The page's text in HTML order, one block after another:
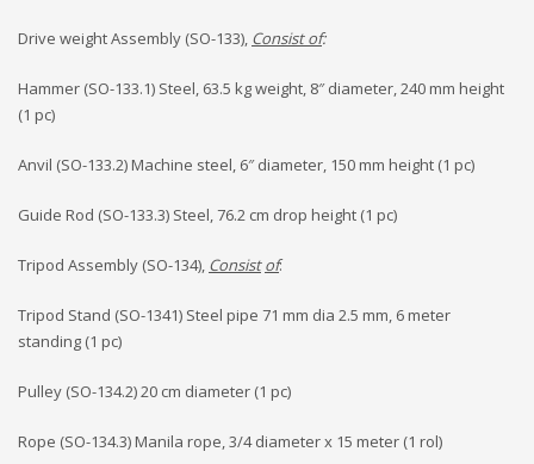
Drive weight Assembly (SO-133), Consist of:
Hammer (SO-133.1) Steel, 63.5 kg weight, 8″ diameter, 240 mm height
(1 pc)
Anvil (SO-133.2) Machine steel, 6″ diameter, 150 mm height (1 pc)
Guide Rod (SO-133.3) Steel, 76.2 cm drop height (1 pc)
Tripod Assembly (SO-134), Consist of:
Tripod Stand (SO-1341) Steel pipe 71 mm dia 2.5 mm, 6 meter
standing (1 pc)
Pulley (SO-134.2) 20 cm diameter (1 pc)
Rope (SO-134.3) Manila rope, 3/4 diameter x 15 meter (1 rol)